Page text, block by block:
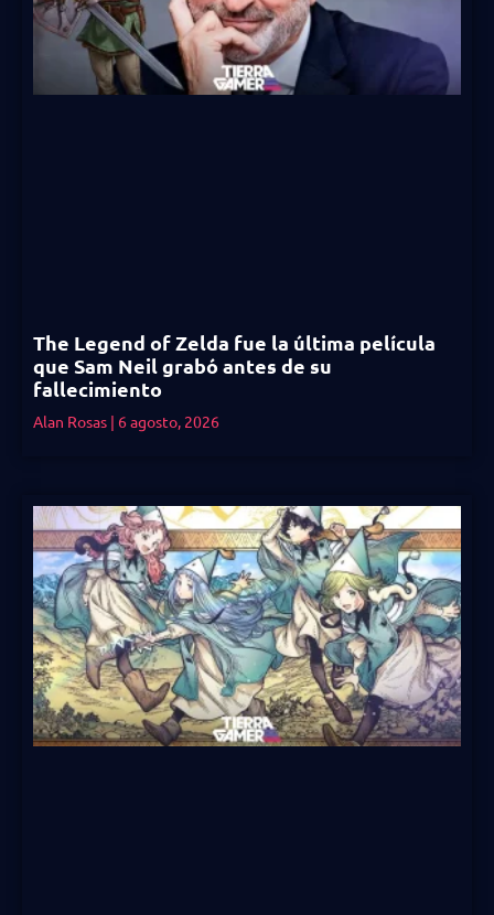
The Legend of Zelda fue la última película
que Sam Neil grabó antes de su
fallecimiento
Alan Rosas 6 agosto, 2026